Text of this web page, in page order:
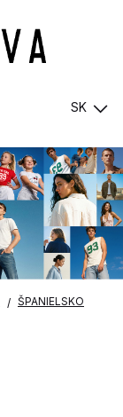
SK
ŠPANIELSKO